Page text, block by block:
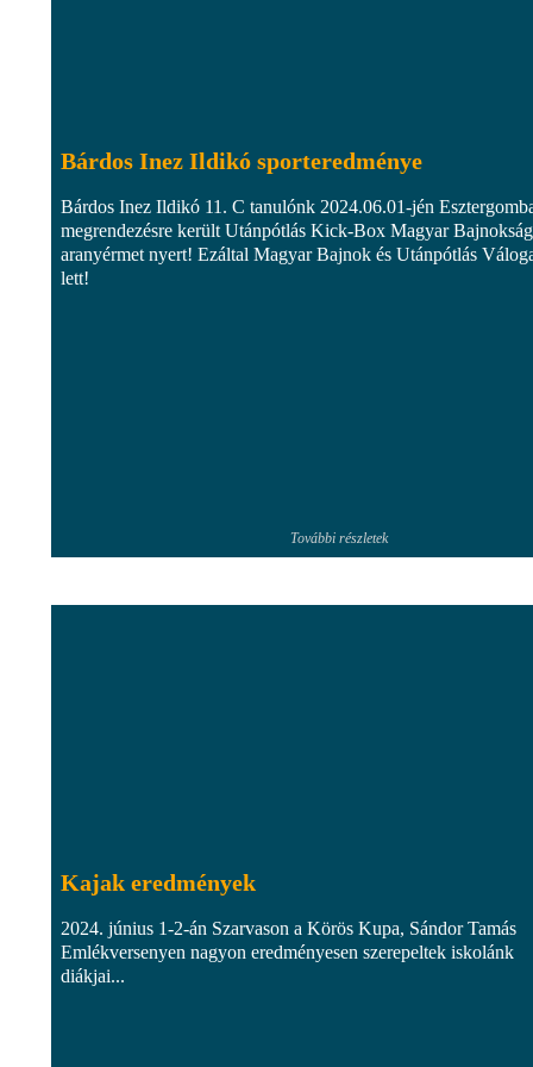
Bárdos Inez Ildikó sporteredménye
Bárdos Inez Ildikó 11. C tanulónk 2024.06.01-jén
megrendezésre került Utánpótlás Kick-Box Magyar
aranyérmet nyert! Ezáltal Magyar Bajnok és Utánpótlás
lett!
További részletek
Kajak eredmények
2024. június 1-2-án Szarvason a Körös Kupa, Sándor Tamás
Emlékversenyen nagyon eredményesen szerepeltek iskolánk
diákjai...